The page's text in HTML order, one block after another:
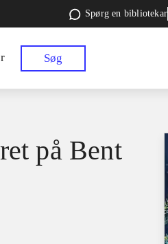
Spørg en bibliotekar
Søg
på Bent